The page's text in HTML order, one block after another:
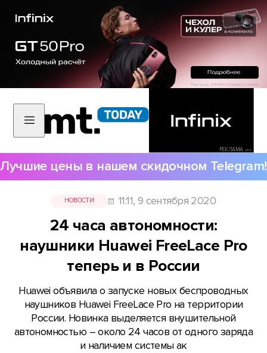
РЕКЛАМА •••
Лучшие цены в нашем скидочном Telegram!
НОВОСТИ 11:11, 9 сентября 2020
24 часа автономности:
наушники Huawei FreeLace Pro
теперь и в России
Huawei объявила о запуске новых беспроводных
наушников Huawei FreeLace Pro на территории
России. Новинка выделяется внушительной
автономностью – около 24 часов от одного заряда
и наличием системы ак